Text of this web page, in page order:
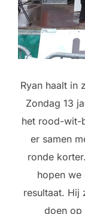
Ryan haalt in
Zondag 13
het rood-wit-
er samen
ronde
hopen we
resultaat. Hij
doen op